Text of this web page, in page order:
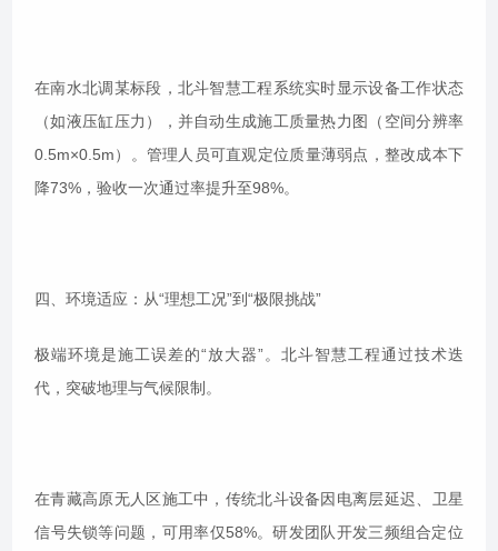
在南水北调某标段，北斗智慧工程系统实时显示设备工作状态
（如液压缸压力），并自动生成施工质量热力图（空间分辨率
0.5m×0.5m）。管理人员可直观定位质量薄弱点，整改成本下
降73%，验收一次通过率提升至98%。
四、环境适应：从“理想工况”到“极限挑战”
极端环境是施工误差的“放大器”。北斗智慧工程通过技术迭
代，突破地理与气候限制。
在青藏高原无人区施工中，传统北斗设备因电离层延迟、卫星
信号失锁等问题，可用率仅58%。研发团队开发三频组合定位